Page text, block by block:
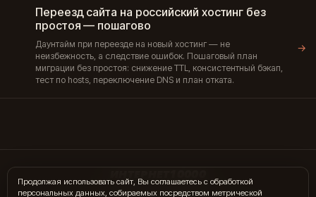
Переезд сайта на российский хостинг без
простоя — пошагово
Даунтайм при переезде на новый хостинг — не
неизбежность, а следствие ошибок. Пошаговый план
миграции без простоя: снижение TTL, консистентный бэкап,
тест по hosts, переключение DNS и план отката.
→
Продолжая использовать сайт, Вы соглашаетесь с обработкой
персональных данных, собираемых посредством метрической